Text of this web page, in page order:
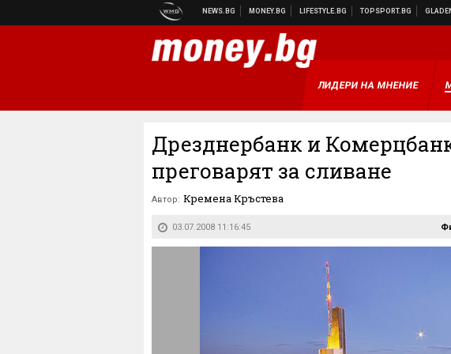
ЛИДЕРИ НА МНЕНИЕ
Дрезднербанк и
преговарят за сливане
Автор: Кремена Кръстева
03.07.2008 11:16:45